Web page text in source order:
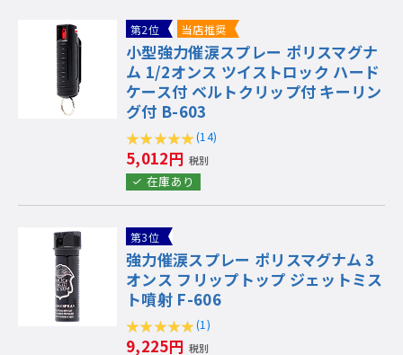
第2位 当店推奨
小型強力催涙スプレー ポリスマグナ
ム 1/2オンス ツイストロック ハード
ケース付 ベルトクリップ付 キーリン
グ付 B-603
(14)
5,012円 税別
在庫あり
第3位
強力催涙スプレー ポリスマグナム 3
オンス フリップトップ ジェットミス
ト噴射 F-606
(1)
9,225円 税別